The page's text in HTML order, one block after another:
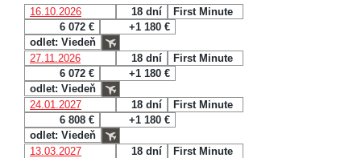
16.10.2026
18 dní
First Minute
6 072 €
+1 180 €
odlet: Viedeň
27.11.2026
18 dní
First Minute
6 072 €
+1 180 €
odlet: Viedeň
24.01.2027
18 dní
First Minute
6 808 €
+1 180 €
odlet: Viedeň
13.03.2027
18 dní
First Minute